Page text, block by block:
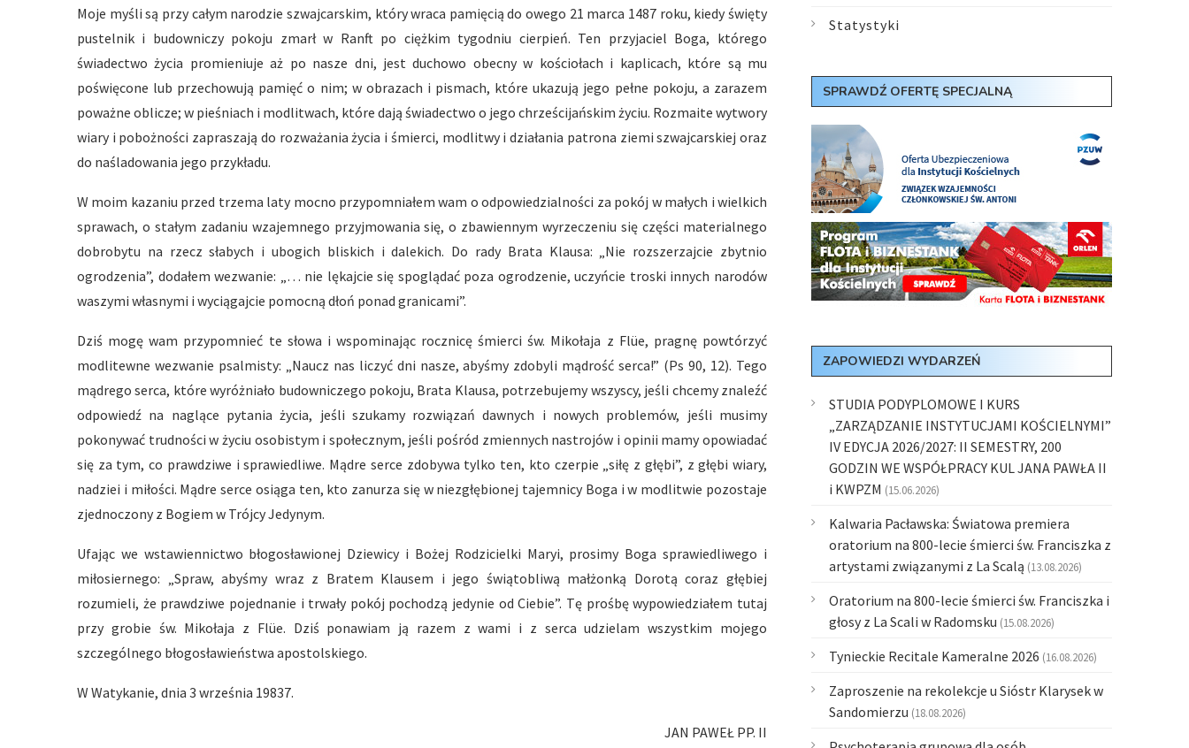
Moje myśli są przy całym narodzie szwajcarskim, który wraca pamięcią do owego 21 marca 1487 roku, kiedy święty
pustelnik i budowniczy pokoju zmarł w Ranft po ciężkim tygodniu cierpień. Ten przyjaciel Boga, którego
świadectwo życia promieniuje aż po nasze dni, jest duchowo obecny w kościołach i kaplicach, które są mu
poświęcone lub przechowują pamięć o nim; w obrazach i pismach, które ukazują jego pełne pokoju, a zarazem
poważne oblicze; w pieśniach i modlitwach, które dają świadectwo o jego chrześcijańskim życiu. Rozmaite wytwory
wiary i pobożności zapraszają do rozważania życia i śmierci, modlitwy i działania patrona ziemi szwajcarskiej oraz
do naśladowania jego przykładu.
W moim kazaniu przed trzema laty mocno przypomniałem wam o odpowiedzialności za pokój w małych i wielkich
sprawach, o stałym zadaniu wzajemnego przyjmowania się, o zbawiennym wyrzeczeniu się części materialnego
dobrobytu na rzecz słabych i ubogich bliskich i dalekich. Do rady Brata Klausa: „Nie rozszerzajcie zbytnio
ogrodzenia”, dodałem wezwanie: „… nie lękajcie się spoglądać poza ogrodzenie, uczyńcie troski innych narodów
waszymi własnymi i wyciągajcie pomocną dłoń ponad granicami”.
Dziś mogę wam przypomnieć te słowa i wspominając rocznicę śmierci św. Mikołaja z Flüe, pragnę powtórzyć
modlitewne wezwanie psalmisty: „Naucz nas liczyć dni nasze, abyśmy zdobyli mądrość serca!” (Ps 90, 12). Tego
mądrego serca, które wyróżniało budowniczego pokoju, Brata Klausa, potrzebujemy wszyscy, jeśli chcemy znaleźć
odpowiedź na naglące pytania życia, jeśli szukamy rozwiązań dawnych i nowych problemów, jeśli musimy
pokonywać trudności w życiu osobistym i społecznym, jeśli pośród zmiennych nastrojów i opinii mamy opowiadać
się za tym, co prawdziwe i sprawiedliwe. Mądre serce zdobywa tylko ten, kto czerpie „siłę z głębi”, z głębi wiary,
nadziei i miłości. Mądre serce osiąga ten, kto zanurza się w niezgłębionej tajemnicy Boga i w modlitwie pozostaje
zjednoczony z Bogiem w Trójcy Jedynym.
Ufając we wstawiennictwo błogosławionej Dziewicy i Bożej Rodzicielki Maryi, prosimy Boga sprawiedliwego i
miłosiernego: „Spraw, abyśmy wraz z Bratem Klausem i jego świątobliwą małżonką Dorotą coraz głębiej
rozumieli, że prawdziwe pojednanie i trwały pokój pochodzą jedynie od Ciebie”. Tę prośbę wypowiedziałem tutaj
przy grobie św. Mikołaja z Flüe. Dziś ponawiam ją razem z wami i z serca udzielam wszystkim mojego
szczególnego błogosławieństwa apostolskiego.
W Watykanie, dnia 3 września 19837.
JAN PAWEŁ PP. II
Statystyki
SPRAWDŹ OFERTĘ SPECJALNĄ
ZAPOWIEDZI WYDARZEŃ
STUDIA PODYPLOMOWE I KURS
„ZARZĄDZANIE INSTYTUCJAMI KOŚCIELNYMI”
IV EDYCJA 2026/2027: II SEMESTRY, 200
GODZIN WE WSPÓŁPRACY KUL JANA PAWŁA II
i KWPZM (15.06.2026)
Kalwaria Pacławska: Światowa premiera
oratorium na 800-lecie śmierci św. Franciszka z
artystami związanymi z La Scalą (13.08.2026)
Oratorium na 800-lecie śmierci św. Franciszka i
głosy z La Scali w Radomsku (15.08.2026)
Tynieckie Recitale Kameralne 2026 (16.08.2026)
Zaproszenie na rekolekcje u Sióstr Klarysek w
Sandomierzu (18.08.2026)